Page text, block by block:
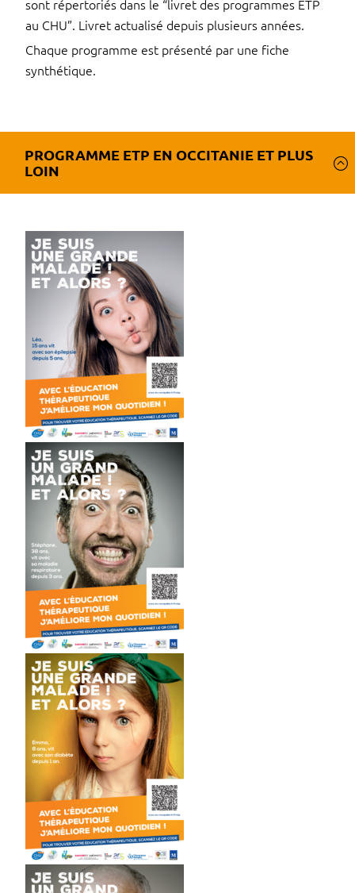
sont répertoriés dans le “livret des programmes ETP
au CHU”. Livret actualisé depuis plusieurs années.
Chaque programme est présenté par une fiche
synthétique.
PROGRAMME ETP EN OCCITANIE ET PLUS
LOIN